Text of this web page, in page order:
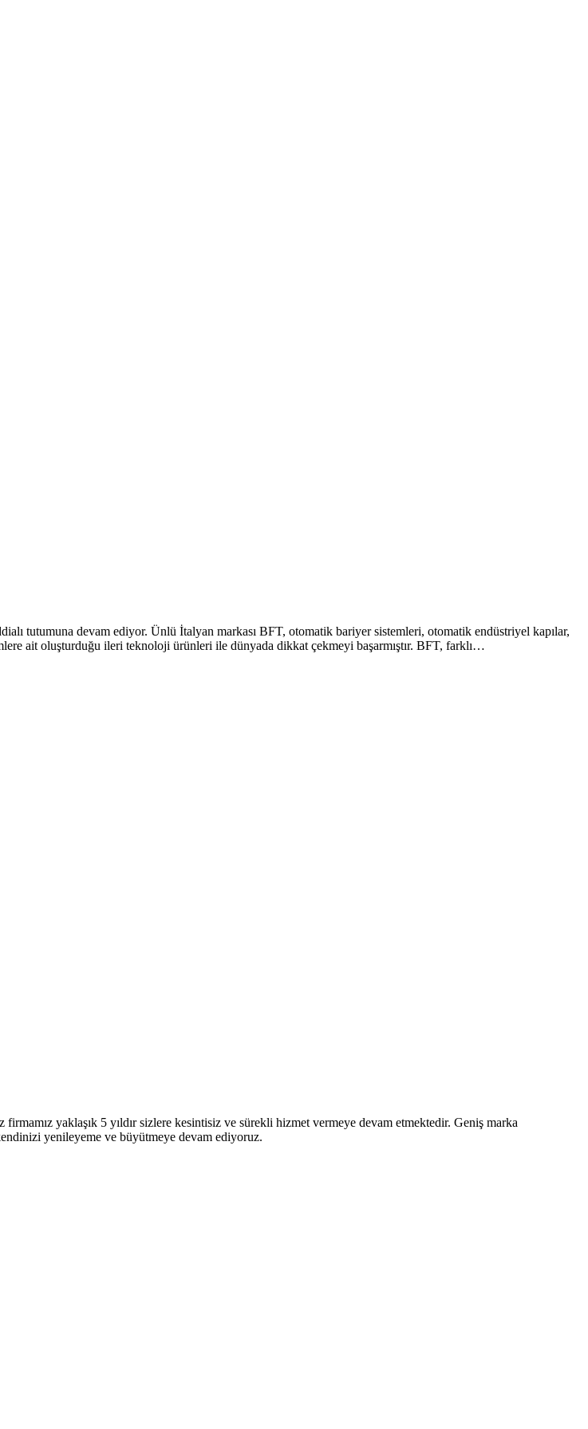
tutumuna devam ediyor. Ünlü İtalyan markası BFT, otomatik bariyer sistemleri, otomatik endüstriyel kapılar,
ait oluşturduğu ileri teknoloji ürünleri ile dünyada dikkat çekmeyi başarmıştır. BFT, farklı…
yaklaşık 5 yıldır sizlere kesintisiz ve sürekli hizmet vermeye devam etmektedir. Geniş marka
yenileyeme ve büyütmeye devam ediyoruz.